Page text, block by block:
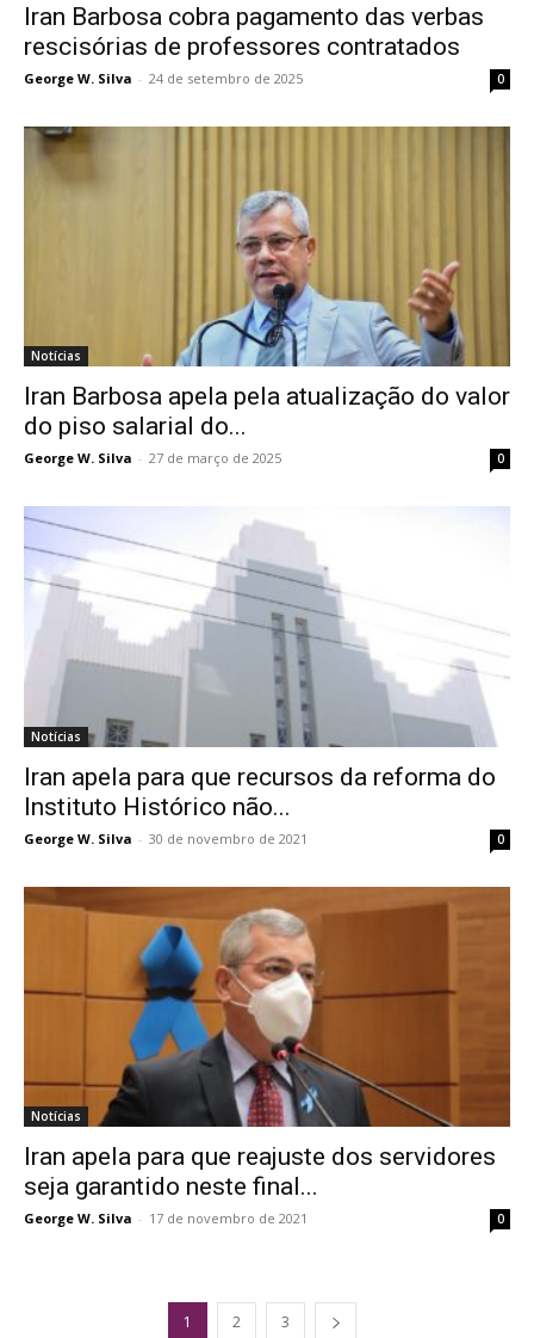
​Iran Barbosa cobra pagamento das verbas
rescisórias de professores contratados
George W. Silva - 24 de setembro de 2025 0
Notícias
Iran Barbosa apela pela atualização do valor
do piso salarial do...
George W. Silva - 27 de março de 2025 0
Notícias
Iran apela para que recursos da reforma do
Instituto Histórico não...
George W. Silva - 30 de novembro de 2021 0
Notícias
Iran apela para que reajuste dos servidores
seja garantido neste final...
George W. Silva - 17 de novembro de 2021 0
1 2 3